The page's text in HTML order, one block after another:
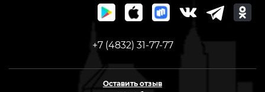
+7 (4832) 31-77-77
Оставить отзыв